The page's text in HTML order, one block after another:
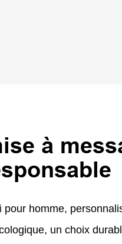
à
pour homme,
un choix